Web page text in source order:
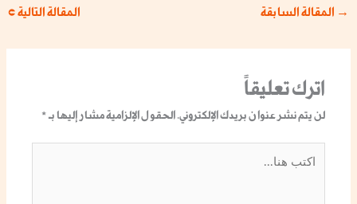
→ المقالة السابقة المقالة التالية ←
اترك تعليقاً
لن يتم نشر عنوان بريدك الإلكتروني. الحقول الإلزامية مشار إليها بـ *